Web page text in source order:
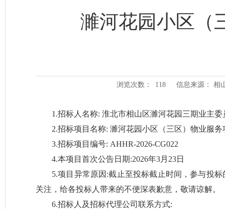
濉河花园小区（
浏览次数： 118 信息来源： 相
1.招标人名称: 淮北市相山区濉河花园三期业主委
2.招标项目名称: 濉河花园小区（三区）物业服务
3.招标项目编号: AHHR-2026-CG022
4.本项目首次公告日期:2026年3月23日
5.项目异常原因:截止至投标截止时间，参与投
关注，给各投标人带来的不便深表歉意，敬请谅解。
6.招标人及招标代理公司联系方式: